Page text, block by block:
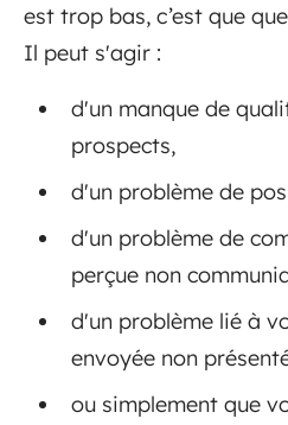
est trop bas, c’est que
Il peut s'agir :
d'un manque de
prospects,
d'un problème de
d'un problème de
perçue non
d'un problème lié à
envoyée non
ou simplement que